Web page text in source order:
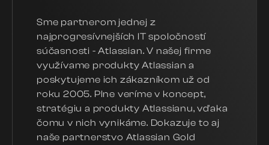
Sme partnerom jednej z
najprogresívnejších IT spoločností
súčasnosti - Atlassian. V našej firme
využívame produkty Atlassian a
poskytujeme ich zákazníkom už od
roku 2005. Plne veríme v koncept,
stratégiu a produkty Atlassianu, vďaka
čomu v nich vynikáme. Dokazuje to aj
naše partnerstvo Atlassian Gold